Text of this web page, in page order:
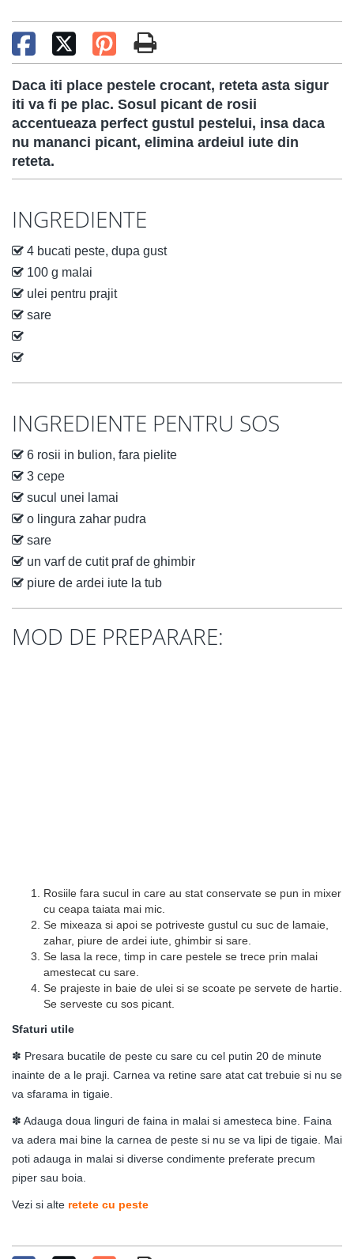
Daca iti place pestele crocant, reteta asta sigur
iti va fi pe plac. Sosul picant de rosii
accentueaza perfect gustul pestelui, insa daca
nu mananci picant, elimina ardeiul iute din
reteta.
INGREDIENTE
4 bucati peste, dupa gust
100 g malai
ulei pentru prajit
sare
INGREDIENTE PENTRU SOS
6 rosii in bulion, fara pielite
3 cepe
sucul unei lamai
o lingura zahar pudra
sare
un varf de cutit praf de ghimbir
piure de ardei iute la tub
MOD DE PREPARARE:
Rosiile fara sucul in care au stat conservate se pun in mixer
cu ceapa taiata mai mic.
Se mixeaza si apoi se potriveste gustul cu suc de lamaie,
zahar, piure de ardei iute, ghimbir si sare.
Se lasa la rece, timp in care pestele se trece prin malai
amestecat cu sare.
Se prajeste in baie de ulei si se scoate pe servete de hartie.
Se serveste cu sos picant.
Sfaturi utile
✽ Presara bucatile de peste cu sare cu cel putin 20 de minute
inainte de a le praji. Carnea va retine sare atat cat trebuie si nu se
va sfarama in tigaie.
✽ Adauga doua linguri de faina in malai si amesteca bine. Faina
va adera mai bine la carnea de peste si nu se va lipi de tigaie. Mai
poti adauga in malai si diverse condimente preferate precum
piper sau boia.
Vezi si alte retete cu peste